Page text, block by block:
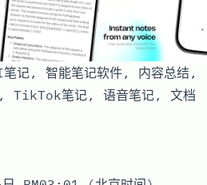
记, 智能笔记软件, 内容总结,
, TikTok笔记, 语音笔记, 文档